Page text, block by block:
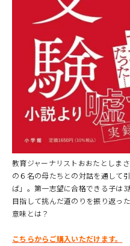
教育ジャーナリストおおたとしま
の６名の母たちとの対話を通して
ば」。第一志望に合格できる子は
目指して挑んだ道のりを振り返っ
意味とは？
こちらからご購入いただけます。